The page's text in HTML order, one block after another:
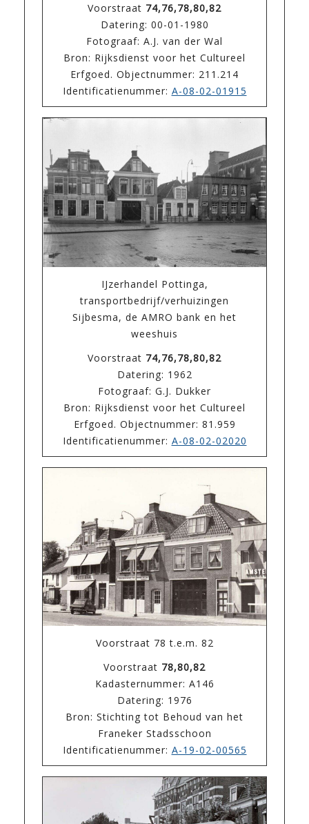
Voorstraat 74,76,78,80,82
Datering: 00-01-1980
Fotograaf: A.J. van der Wal
Bron: Rijksdienst voor het Cultureel
Erfgoed. Objectnummer: 211.214
Identificatienummer: A-08-02-01915
IJzerhandel Pottinga,
transportbedrijf/verhuizingen
Sijbesma, de AMRO bank en het
weeshuis
Voorstraat 74,76,78,80,82
Datering: 1962
Fotograaf: G.J. Dukker
Bron: Rijksdienst voor het Cultureel
Erfgoed. Objectnummer: 81.959
Identificatienummer: A-08-02-02020
Voorstraat 78 t.e.m. 82
Voorstraat 78,80,82
Kadasternummer: A146
Datering: 1976
Bron: Stichting tot Behoud van het
Franeker Stadsschoon
Identificatienummer: A-19-02-00565